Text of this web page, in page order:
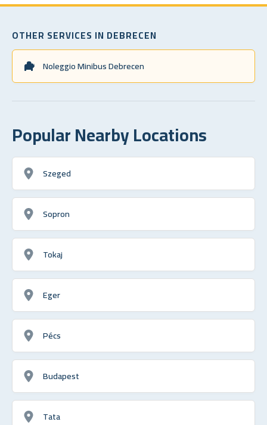
OTHER SERVICES IN DEBRECEN
Noleggio Minibus Debrecen
Popular Nearby Locations
Szeged
Sopron
Tokaj
Eger
Pécs
Budapest
Tata